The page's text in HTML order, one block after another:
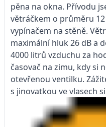
pěna na okna. Přívodu
větráčkem o průměru
vypínačem na stěně.
maximální hluk 26 dB a
4000 litrů vzduchu za
časovač na zimu, kdy si
otevřenou ventilku.
s jinovatkou ve vlasech